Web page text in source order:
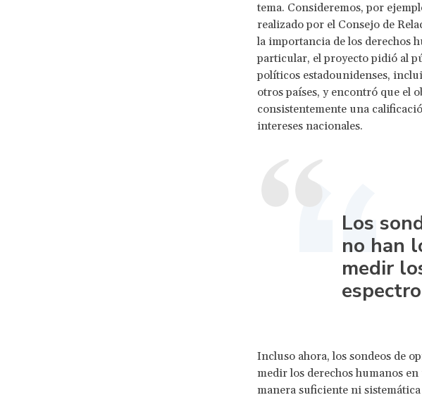
tema. Consideremos, por
realizado por el Consejo de
la importancia de los derechos
particular, el proyecto pidió al
políticos estadounidenses,
otros países, y encontró que el
consistentemente una
intereses nacionales.
Los
no han
medir
Incluso ahora, los sondeos de
medir los derechos humanos
manera suficiente ni